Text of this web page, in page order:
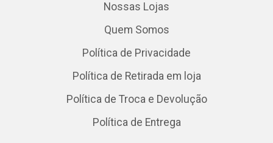
Nossas Lojas
Quem Somos
Política de Privacidade
Política de Retirada em loja
Política de Troca e Devolução
Política de Entrega